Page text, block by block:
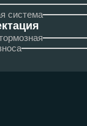
система